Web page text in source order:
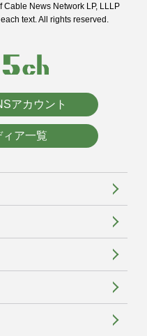
News Network LP, LLLP
text. All rights reserved.
アカウント
ィア一覧